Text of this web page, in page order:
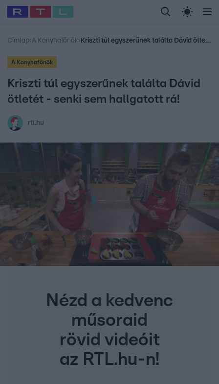
Legfrissebb RTL Híradó Randi Celeb vagyok,
Babits Marcella Most Wanted Gallusz
Címlap›A Konyhafőnök› Kriszti túl egyszerűnek találta Dávid ötletét - senki sem hallgatott rá!
A Konyhafőnök
Kriszti túl egyszerűnek találta Dávid
ötletét - senki sem hallgatott rá!
rtl.hu
Nézd a kedvenc
műsoraid
rövid videóit
az RTL.hu-n!